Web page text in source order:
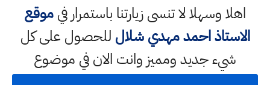
اهلا وسهلالا تنسى زيارتنا باستمرار فيموقع
الاستاذ احمد مهدي شلال للحصول على كل
شيء جديد ومميز وانت الان في موضوع